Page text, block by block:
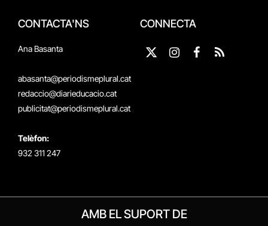
CONTACTA'NS
Ana Basanta
abasanta@periodismeplural.cat
redaccio@diarieducacio.cat
publicitat@periodismeplural.cat
Telèfon:
932 311 247
CONNECTA
X
Instagram
Facebook
RSS
AMB EL SUPORT DE